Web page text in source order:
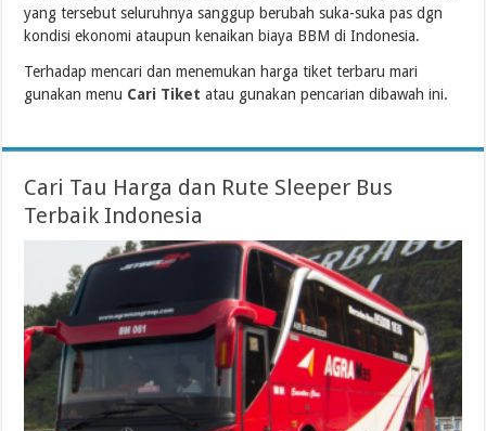
yang tersebut seluruhnya sanggup berubah suka-suka pas dgn
kondisi ekonomi ataupun kenaikan biaya BBM di Indonesia.
Terhadap mencari dan menemukan harga tiket terbaru mari
gunakan menu Cari Tiket atau gunakan pencarian dibawah ini.
Cari Tau Harga dan Rute Sleeper Bus
Terbaik Indonesia